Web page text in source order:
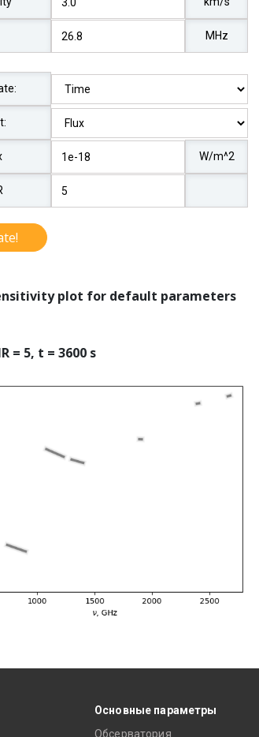
MHz
W/m^2
plot for default parameters
= 5, t = 3600 s
Основные параметры
Обсерватория